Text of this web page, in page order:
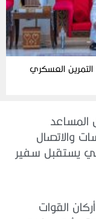
العسكري
المساعد
والاتصال
يستقبل سفير
القوات